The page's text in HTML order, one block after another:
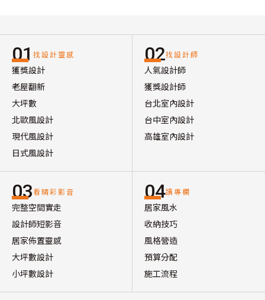
01 找設計靈感
獲獎設計
老屋翻新
大坪數
北歐風設計
現代風設計
日式風設計
02找設計師
人氣設計師
獲獎設計師
台北室內設計
台中室內設計
高雄室內設計
03看精彩影音
完整空間實走
設計師短影音
居家佈置靈感
大坪數設計
小坪數設計
04讀專欄
居家風水
收納技巧
風格營造
預算分配
施工流程